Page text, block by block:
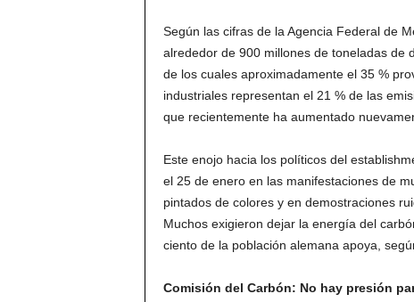
Según las cifras de la Agencia Federal de
alrededor de 900 millones de toneladas de
de los cuales aproximadamente el 35 %
industriales representan el 21 % de las
que recientemente ha aumentado
Este enojo hacia los políticos del
el 25 de enero en las manifestaciones de
pintados de colores y en demostraciones
Muchos exigieron dejar la energía del
ciento de la población alemana apoya,
Comisión del Carbón: No hay presión